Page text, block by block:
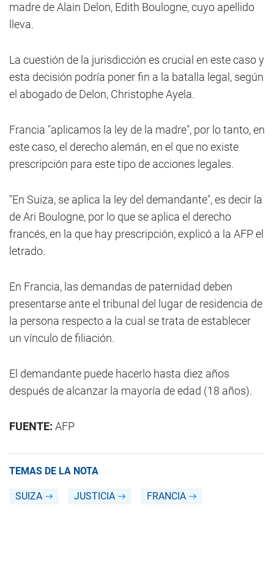
madre de Alain Delon, Edith Boulogne, cuyo apellido
lleva.
La cuestión de la jurisdicción es crucial en este caso y
esta decisión podría poner fin a la batalla legal, según
el abogado de Delon, Christophe Ayela.
Francia "aplicamos la ley de la madre", por lo tanto, en
este caso, el derecho alemán, en el que no existe
prescripción para este tipo de acciones legales.
"En Suiza, se aplica la ley del demandante", es decir la
de Ari Boulogne, por lo que se aplica el derecho
francés, en la que hay prescripción, explicó a la AFP el
letrado.
En Francia, las demandas de paternidad deben
presentarse ante el tribunal del lugar de residencia de
la persona respecto a la cual se trata de establecer
un vínculo de filiación.
El demandante puede hacerlo hasta diez años
después de alcanzar la mayoría de edad (18 años).
FUENTE: AFP
TEMAS DE LA NOTA
SUIZA JUSTICIA FRANCIA